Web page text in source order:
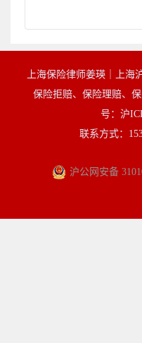
上海保险律师姜瑛｜上海
保险拒赔、保险理赔、
号：沪
联系方式：
沪公网安备